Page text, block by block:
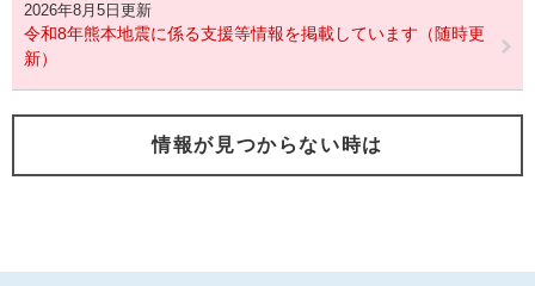
2026年8月5日更新
令和8年熊本地震に係る支援等情報を掲載しています（随時更
新）
情報が見つからない時は